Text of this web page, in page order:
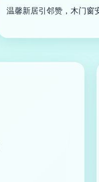
温馨新居引邻赞，木门窗